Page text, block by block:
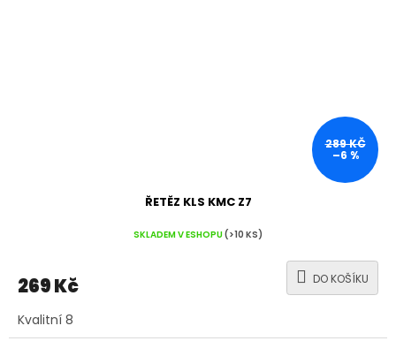
289 KČ
–6 %
ŘETĚZ KLS KMC Z7
SKLADEM V ESHOPU(>10 KS)
269 Kč DO KOŠÍKU
Kvalitní 8